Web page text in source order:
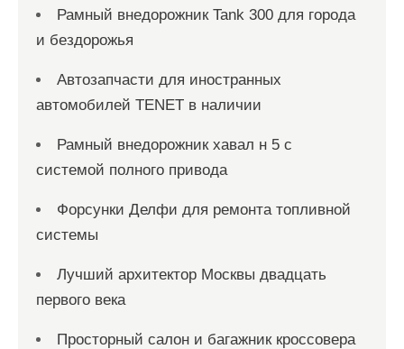
Рамный внедорожник Tank 300 для города
и бездорожья
Автозапчасти для иностранных
автомобилей TENET в наличии
Рамный внедорожник хавал н 5 с
системой полного привода
Форсунки Делфи для ремонта топливной
системы
Лучший архитектор Москвы двадцать
первого века
Просторный салон и багажник кроссовера